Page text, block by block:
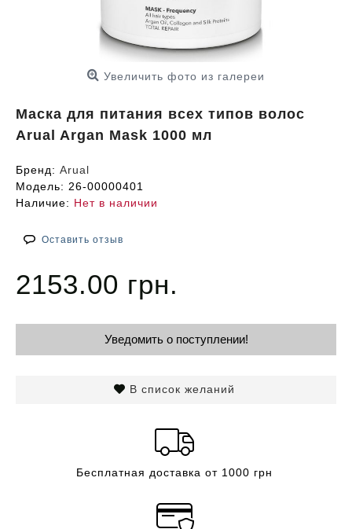
Увеличить фото из галереи
Маска для питания всех типов волос
Arual Argan Mask 1000 мл
Бренд: Arual
Модель: 26-00000401
Наличие: Нет в наличии
Оставить отзыв
2153.00 грн.
Уведомить о поступлении!
В список желаний
Бесплатная доставка от 1000 грн